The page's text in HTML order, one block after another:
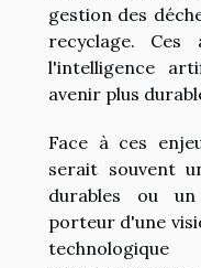
gestion des
recyclage. Ces
l'intelligence
avenir plus
Face à ces
serait souvent
durables ou
porteur d'une